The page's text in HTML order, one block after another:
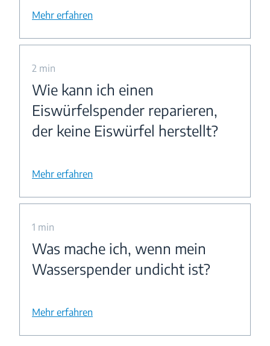
Mehr erfahren
2 min
Wie kann ich einen
Eiswürfelspender reparieren,
der keine Eiswürfel herstellt?
Mehr erfahren
1 min
Was mache ich, wenn mein
Wasserspender undicht ist?
Mehr erfahren